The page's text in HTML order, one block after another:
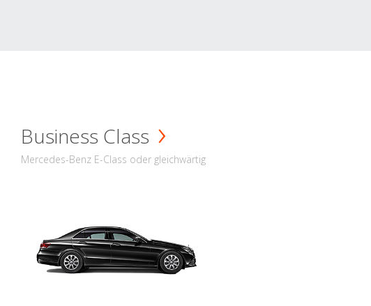
Business Class
Mercedes-Benz E-Class oder gleichwärtig